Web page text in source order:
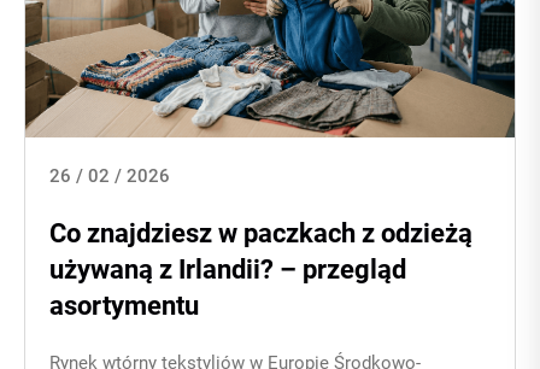
26 / 02 / 2026
Co znajdziesz w paczkach z odzieżą
używaną z Irlandii? – przegląd
asortymentu
Rynek wtórny tekstyliów w Europie Środkowo-